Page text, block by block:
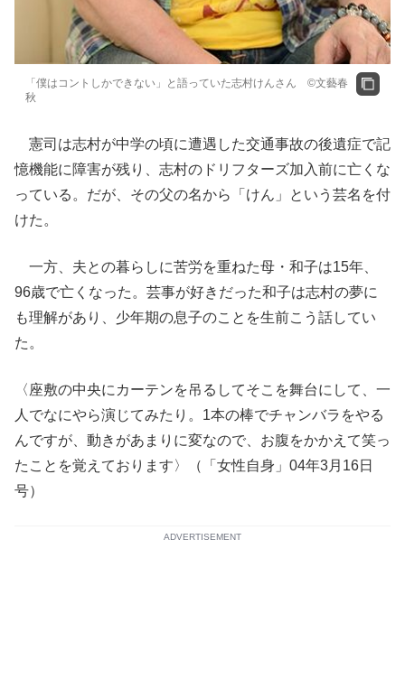
「僕はコントしかできない」と語っていた志村けんさん ©文藝春
秋
憲司は志村が中学の頃に遭遇した交通事故の後遺症で記
憶機能に障害が残り、志村のドリフターズ加入前に亡くな
っている。だが、その父の名から「けん」という芸名を付
けた。
一方、夫との暮らしに苦労を重ねた母・和子は15年、
96歳で亡くなった。芸事が好きだった和子は志村の夢に
も理解があり、少年期の息子のことを生前こう話してい
た。
〈座敷の中央にカーテンを吊るしてそこを舞台にして、一
人でなにやら演じてみたり。1本の棒でチャンバラをやる
んですが、動きがあまりに変なので、お腹をかかえて笑っ
たことを覚えております〉（「女性自身」04年3月16日
号）
ADVERTISEMENT